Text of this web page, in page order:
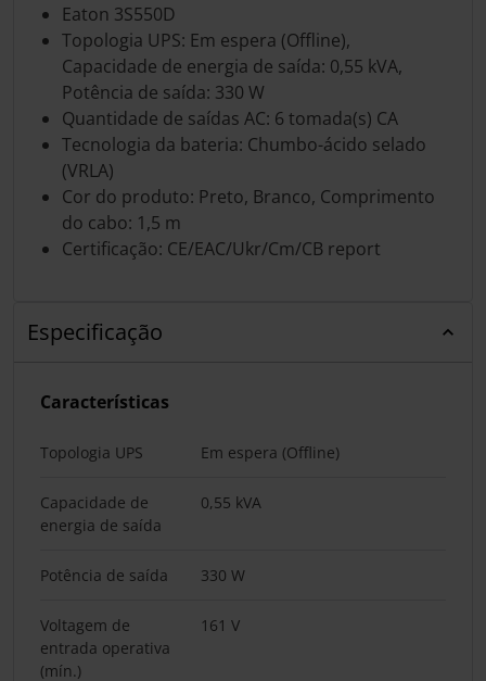
Eaton 3S550D
Topologia UPS: Em espera (Offline),
Capacidade de energia de saída: 0,55 kVA,
Potência de saída: 330 W
Quantidade de saídas AC: 6 tomada(s) CA
Tecnologia da bateria: Chumbo-ácido selado
(VRLA)
Cor do produto: Preto, Branco, Comprimento
do cabo: 1,5 m
Certificação: CE/EAC/Ukr/Cm/CB report
Especificação
Características
Topologia UPS Em espera (Offline)
Capacidade de
energia de saída
0,55 kVA
Potência de saída 330 W
Voltagem de
entrada operativa
(mín.)
161 V